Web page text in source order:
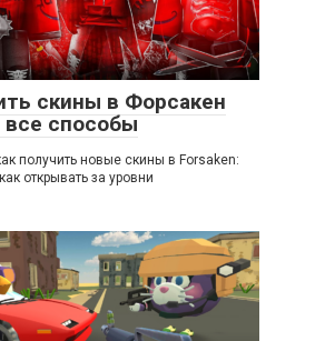
скины в Форсакен
все способы
получить новые скины в Forsaken:
открывать за уровни